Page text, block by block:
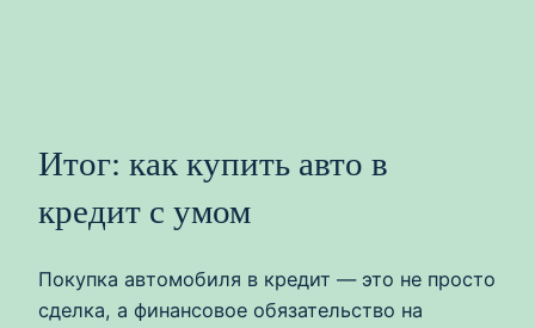
Итог: как купить авто в
кредит с умом
Покупка автомобиля в кредит — это не просто
сделка, а финансовое обязательство на